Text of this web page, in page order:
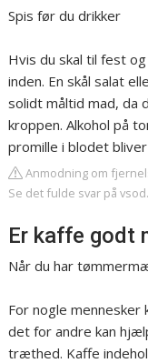
Spis før du drikker
Hvis du skal til fest
inden. En skål salat
solidt måltid mad, da
kroppen. Alkohol på
promille i blodet
Anmodning om
Se det fulde svar på
Er kaffe godt
Når du har
For nogle
det for andre kan
træthed. Kaffe